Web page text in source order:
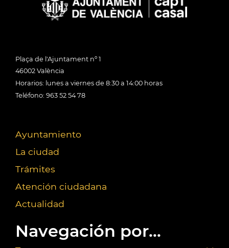
Plaça de l'Ajuntament nº 1
46002 València
Horarios: lunes a viernes de 8:30 a 14:00 horas
Teléfono: 963 52 54 78
Ayuntamiento
La ciudad
Trámites
Atención ciudadana
Actualidad
Navegación por...